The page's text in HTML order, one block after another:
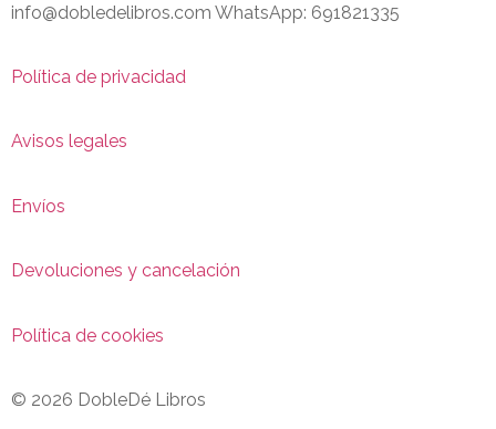
info@dobledelibros.com WhatsApp: 691821335
Política de privacidad
Avisos legales
Envíos
Devoluciones y cancelación
Política de cookies
© 2026 DobleDé Libros